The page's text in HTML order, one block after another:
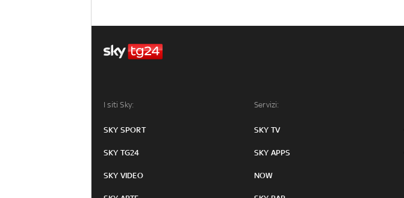
I siti Sky:
SKY SPORT
SKY TG24
SKY VIDEO
Servizi:
SKY TV
SKY APPS
NOW